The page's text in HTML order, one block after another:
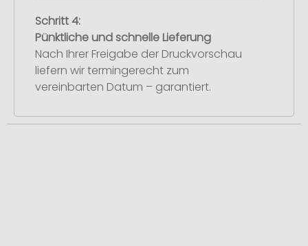
Schritt 4:
Pünktliche und schnelle Lieferung
Nach Ihrer Freigabe der Druckvorschau
liefern wir termingerecht zum
vereinbarten Datum – garantiert.